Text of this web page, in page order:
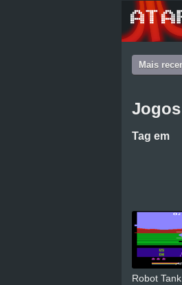
Mais
Tag em
Robot Tank